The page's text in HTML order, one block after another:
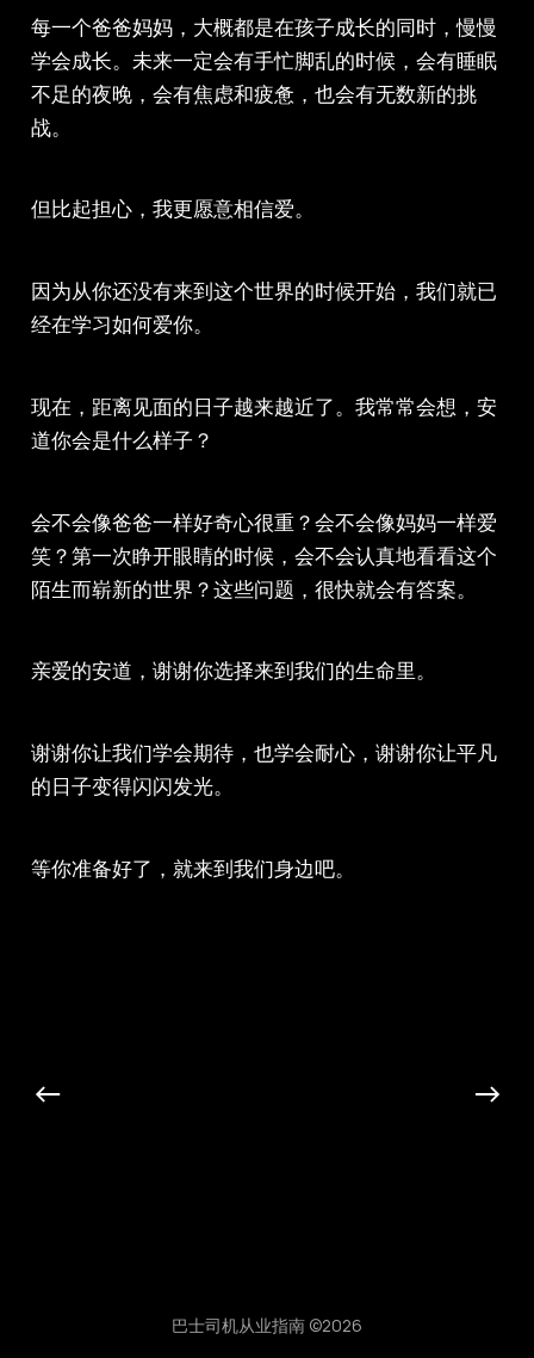
每一个爸爸妈妈，大概都是在孩子成长的同时，慢慢
学会成长。未来一定会有手忙脚乱的时候，会有睡眠
不足的夜晚，会有焦虑和疲惫，也会有无数新的挑
战。
但比起担心，我更愿意相信爱。
因为从你还没有来到这个世界的时候开始，我们就已
经在学习如何爱你。
现在，距离见面的日子越来越近了。我常常会想，安
道你会是什么样子？
会不会像爸爸一样好奇心很重？会不会像妈妈一样爱
笑？第一次睁开眼睛的时候，会不会认真地看看这个
陌生而崭新的世界？这些问题，很快就会有答案。
亲爱的安道，谢谢你选择来到我们的生命里。
谢谢你让我们学会期待，也学会耐心，谢谢你让平凡
的日子变得闪闪发光。
等你准备好了，就来到我们身边吧。
← →
巴士司机从业指南 ©2026